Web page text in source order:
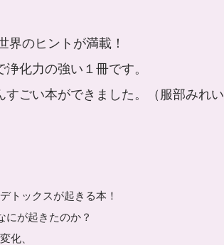
界のヒントが満載！
浄化力の強い１冊です。
すごい本ができました。（服部みれ
トックスが起きる本！
にが起きたのか？
化、